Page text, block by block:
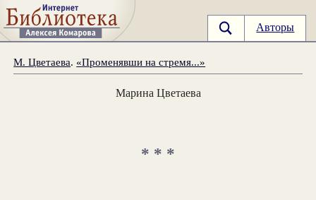
Авторы
М. Цветаева. «Променявши на стремя...»
Марина Цветаева
* * *